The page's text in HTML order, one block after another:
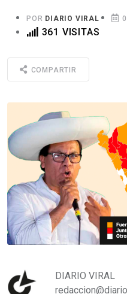
POR DIARIO VIRAL
361 VISITAS
COMPARTIR
DIARIO VIRAL